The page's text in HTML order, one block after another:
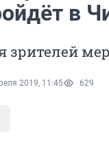
в
зрителей
2019, 11:45 629